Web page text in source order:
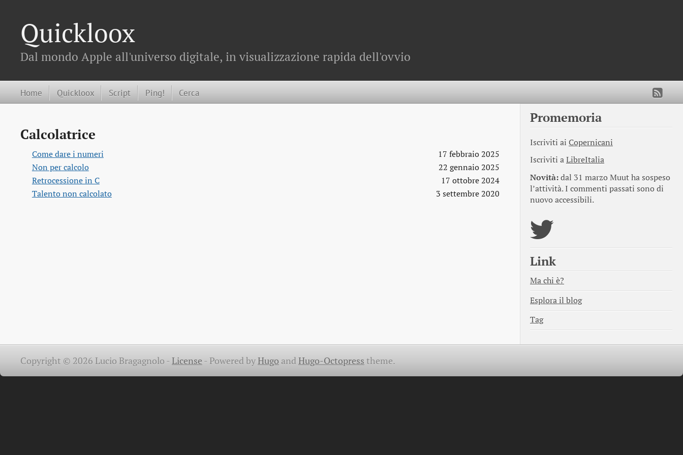
Quickloox
Dal mondo Apple all'universo digitale, in visualizzazione rapida dell'ovvio
Home Quickloox Script Ping! Cerca
Calcolatrice
Come dare i numeri
17 febbraio 2025
Non per calcolo
22 gennaio 2025
Retrocessione in C
17 ottobre 2024
Talento non calcolato
3 settembre 2020
Promemoria
Iscriviti ai Copernicani
Iscriviti aLibreItalia
Novità:dal 31 marzo Muut ha sospeso
l’attività. I commenti passati sono di
nuovo accessibili.
Link
Ma chi è?
Esplora il blog
Tag
Copyright © 2026 Lucio Bragagnolo -License -Powered byHugoandHugo-Octopress theme.